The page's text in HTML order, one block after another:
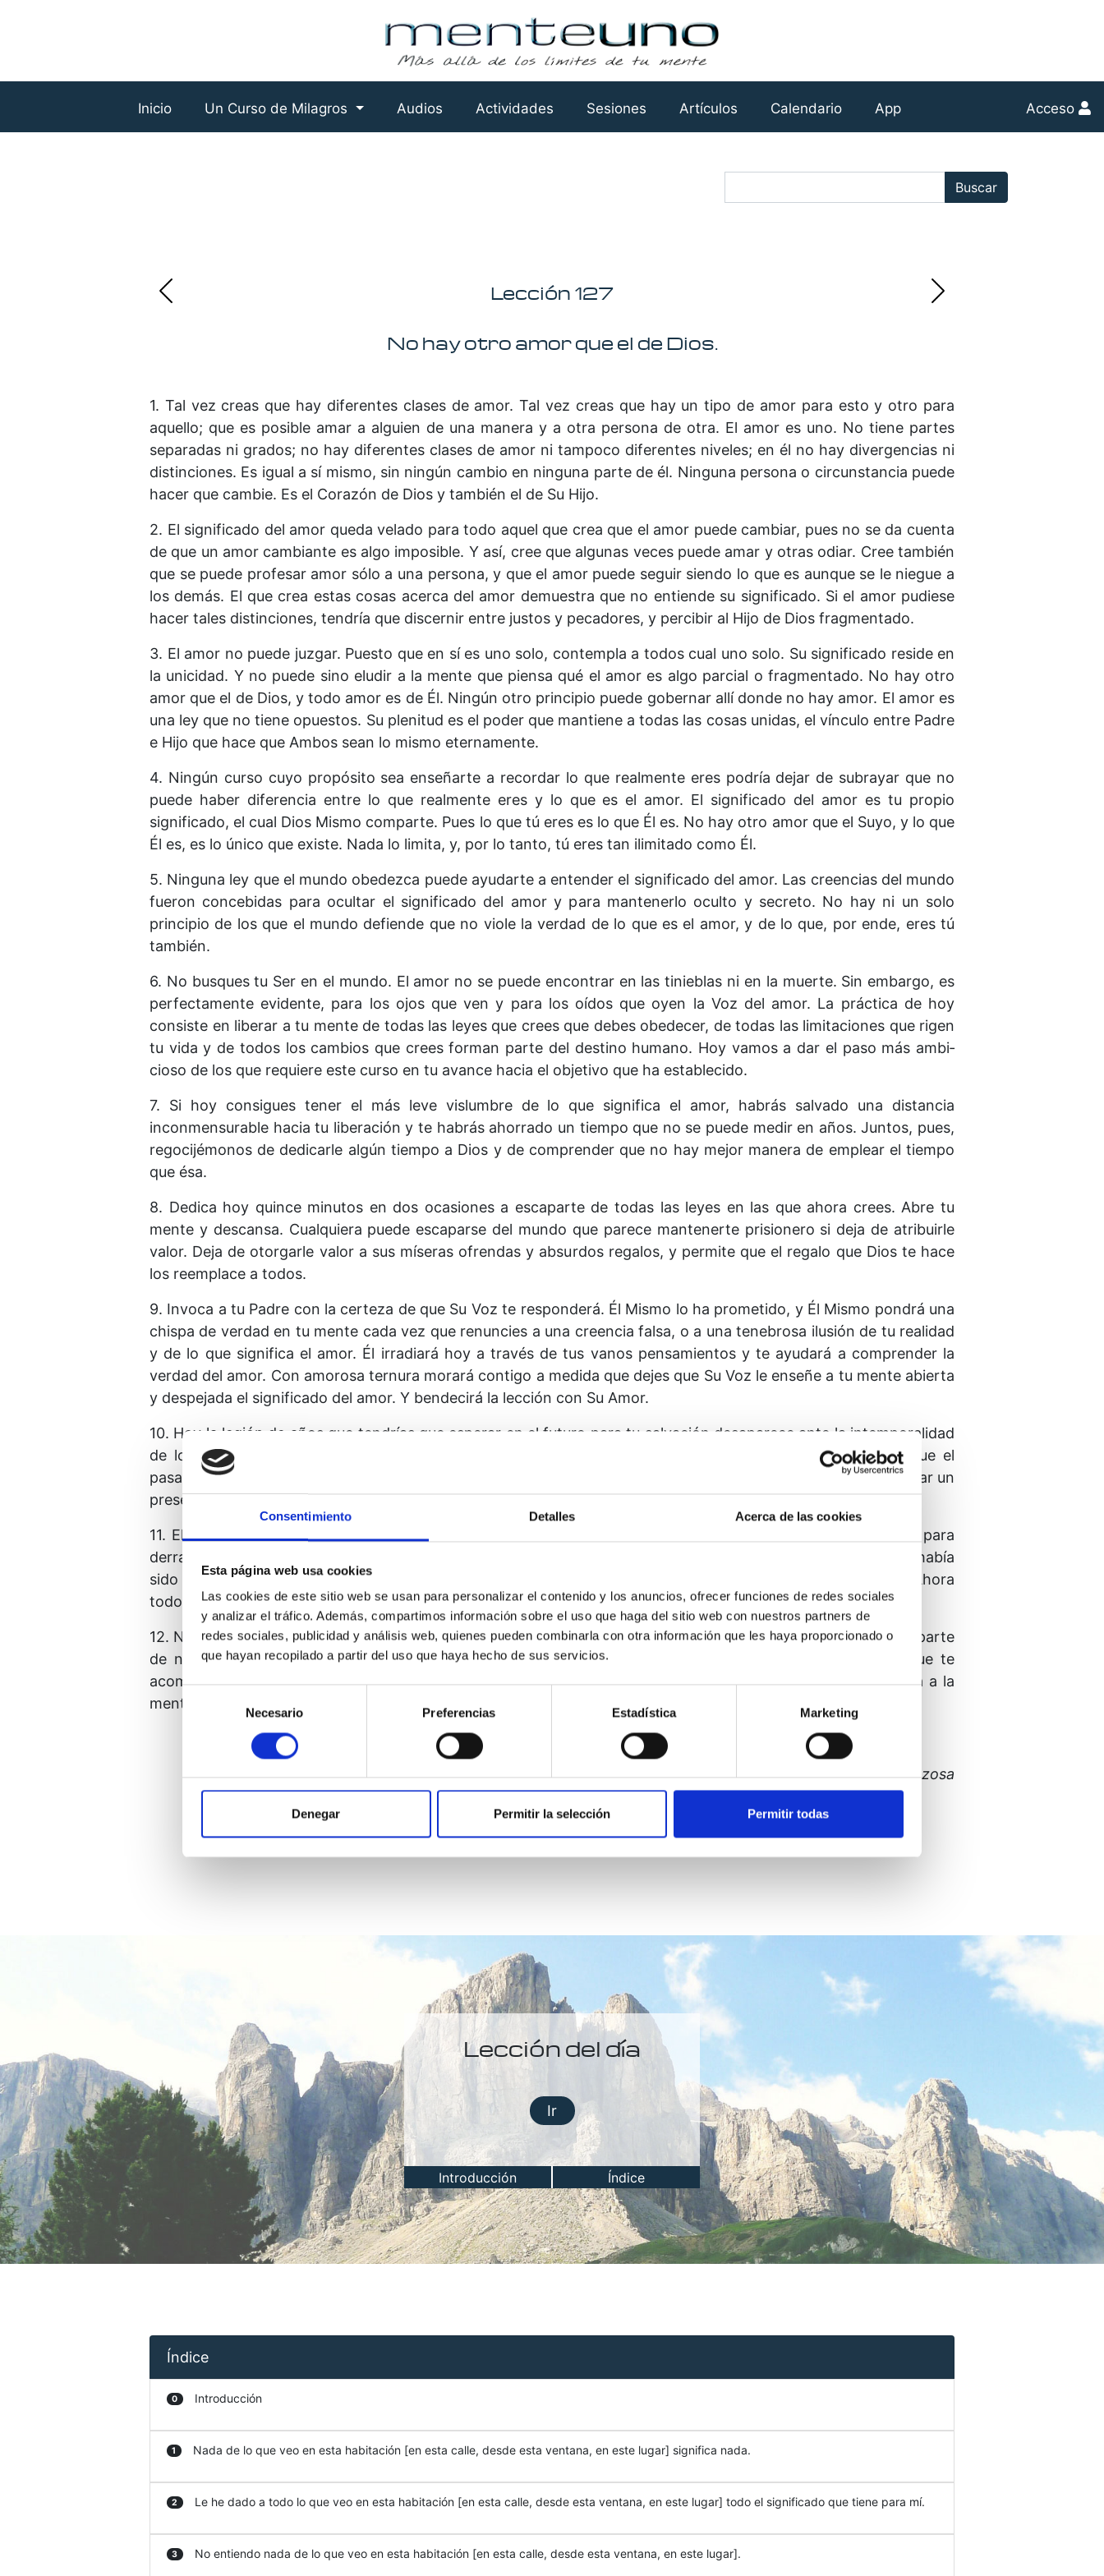
Consentimiento Detalles Acerca de las cookies
Esta página web usa cookies
Las cookies de este sitio web se usan para personalizar el contenido y los anuncios, ofrecer funciones de redes sociales
y analizar el tráfico. Además, compartimos información sobre el uso que haga del sitio web con nuestros partners de
redes sociales, publicidad y análisis web, quienes pueden combinarla con otra información que les haya proporcionado o
que hayan recopilado a partir del uso que haya hecho de sus servicios.
de
consentimiento
Necesario Preferencias Estadística Marketing
Denegar Permitir la selección Permitir todas
Inicio Un Curso de Milagros Audios Actividades Sesiones Artículos Calendario App Acceso
Buscar:
Buscar
Lección 127
No hay otro amor que el de Dios.
1. Tal vez creas que hay diferentes clases de amor. Tal vez creas que hay un tipo de amor para esto y otro para
aquello; que es posible amar a alguien de una manera y a otra persona de otra. El amor es uno. No tiene partes
separadas ni grados; no hay diferentes clases de amor ni tampoco diferentes niveles; en él no hay divergencias ni
distinciones. Es igual a sí mismo, sin ningún cambio en ninguna parte de él. Ninguna persona o circunstancia puede
hacer que cambie. Es el Corazón de Dios y también el de Su Hijo.
2. El significado del amor queda velado para todo aquel que crea que el amor puede cambiar, pues no se da cuenta
de que un amor cambiante es algo imposible. Y así, cree que algunas veces puede amar y otras odiar. Cree también
que se puede profesar amor sólo a una persona, y que el amor puede seguir siendo lo que es aunque se le niegue a
los demás. El que crea estas cosas acerca del amor demuestra que no entiende su significado. Si el amor pudiese
hacer tales distinciones, tendría que discernir entre justos y pecadores, y percibir al Hijo de Dios fragmentado.
3. El amor no puede juzgar. Puesto que en sí es uno solo, contempla a todos cual uno solo. Su significado reside en
la unicidad. Y no puede sino eludir a la mente que piensa qué el amor es algo parcial o fragmentado. No hay otro
amor que el de Dios, y todo amor es de Él. Ningún otro principio puede gobernar allí donde no hay amor. El amor es
una ley que no tiene opuestos. Su plenitud es el poder que mantiene a todas las cosas unidas, el vínculo entre Padre
e Hijo que hace que Ambos sean lo mismo eternamente.
4. Ningún curso cuyo propósito sea enseñarte a recordar lo que realmente eres podría dejar de subrayar que no
puede haber diferencia entre lo que realmente eres y lo que es el amor. El significado del amor es tu propio
significado, el cual Dios Mismo comparte. Pues lo que tú eres es lo que Él es. No hay otro amor que el Suyo, y lo que
Él es, es lo único que existe. Nada lo limita, y, por lo tanto, tú eres tan ilimitado como Él.
5. Ninguna ley que el mundo obedezca puede ayudarte a entender el significado del amor. Las creencias del mundo
fueron concebidas para ocultar el significado del amor y para mantenerlo oculto y secreto. No hay ni un solo
principio de los que el mundo defiende que no viole la verdad de lo que es el amor, y de lo que, por ende, eres tú
también.
6. No busques tu Ser en el mundo. El amor no se puede encontrar en las tinieblas ni en la muerte. Sin embargo, es
perfectamente evidente, para los ojos que ven y para los oídos que oyen la Voz del amor. La práctica de hoy
consiste en liberar a tu mente de todas las leyes que crees que debes obedecer, de todas las limitaciones que rigen
tu vida y de todos los cambios que crees forman parte del destino humano. Hoy vamos a dar el paso más ambi­
cioso de los que requiere este curso en tu avance hacia el objetivo que ha establecido.
7. Si hoy consigues tener el más leve vislumbre de lo que significa el amor, habrás salvado una distancia
inconmensurable hacia tu liberación y te habrás ahorrado un tiempo que no se puede medir en años. Juntos, pues,
regocijémonos de dedicarle algún tiempo a Dios y de comprender que no hay mejor manera de emplear el tiempo
que ésa.
8. Dedica hoy quince minutos en dos ocasiones a escaparte de todas las leyes en las que ahora crees. Abre tu
mente y descansa. Cualquiera puede escaparse del mundo que parece mantenerte prisionero si deja de atribuirle
valor. Deja de otorgarle valor a sus míseras ofrendas y absurdos regalos, y permite que el regalo que Dios te hace
los reemplace a todos.
9. Invoca a tu Padre con la certeza de que Su Voz te responderá. Él Mismo lo ha prometido, y Él Mismo pondrá una
chispa de verdad en tu mente cada vez que renuncies a una creencia falsa, o a una tenebrosa ilusión de tu realidad
y de lo que significa el amor. Él irradiará hoy a través de tus vanos pensamientos y te ayudará a comprender la
verdad del amor. Con amorosa ternura morará contigo a medida que dejes que Su Voz le enseñe a tu mente abierta
y despejada el significado del amor. Y bendecirá la lección con Su Amor.
10. Hoy la legión de años que tendrías que esperar en el futuro para tu salvación desaparece ante la intemporalidad
de lo que estás aprendiendo. Demos gracias por habernos librado de un futuro que hubiese sido igual que el
pasado. Hoy dejamos atrás el pasado para nunca jamás volver a recordarlo. Y alzamos los ojos para contemplar un
presente muy distinto, en el cual se vislumbra un futuro que en nadase parece al pasado.
11. El mundo que acaba de nacer aún se encuentra en su infancia. Y lo veremos crecer fuerte y saludable, para
derramar su bendición sobre todos aquellos que vengan a aprender a desprenderse del mundo que pensaban había
sido engendrado con odio para ser el enemigo del amor. Ahora todos ellos se liberan junto con nosotros. Ahora
todos ellos son nuestros hermanos en el Amor de Dios.
12. Nos acordaremos de ellos en el transcurso del día, ya que no podemos excluir de nuestro amor a ninguna parte
de nosotros si queremos conocer a nuestro Ser. Por lo menos tres veces por hora piensa en alguien que te
acompaña en esta jornada, y que vino a aprender lo mismo que tú tienes que aprender. Y cuando te venga a la
mente, comunícale este mensaje de parte de tu Ser:
Te bendigo, hermano, con el Amor de Dios, el cual quiero compartir contigo. Pues quiero aprender la gozosa
lección de que no hay otro amor que el de Dios, el tuyo, el mío y el de todos.
Lección del día
Ir
Introducción Índice
Índice
0 Introducción
1 Nada de lo que veo en esta habitación [en esta calle, desde esta ventana, en este lugar] significa nada.
2 Le he dado a todo lo que veo en esta habitación [en esta calle, desde esta ventana, en este lugar] todo el significado que tiene para mí.
3 No entiendo nada de lo que veo en esta habitación [en esta calle, desde esta ventana, en este lugar].